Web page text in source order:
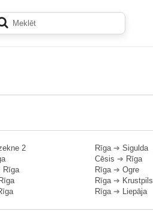
2
Rīga
Rīga
Rīga➔ Sigulda
Cēsis ➔ Rīga
Rīga➔ Ogre
Rīga➔ Krustpils
Rīga➔ Liepāja